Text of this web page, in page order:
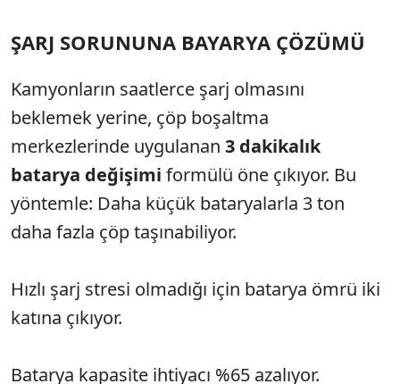
ŞARJ SORUNUNA BAYARYA ÇÖZÜMÜ
Kamyonların saatlerce şarj olmasını
beklemek yerine, çöp boşaltma
merkezlerinde uygulanan 3 dakikalık
batarya değişimi formülü öne çıkıyor. Bu
yöntemle: Daha küçük bataryalarla 3 ton
daha fazla çöp taşınabiliyor.
Hızlı şarj stresi olmadığı için batarya ömrü iki
katına çıkıyor.
Batarya kapasite ihtiyacı %65 azalıyor.